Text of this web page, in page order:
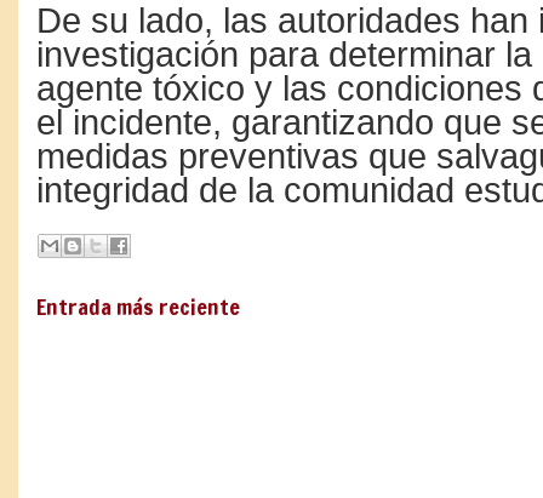
De su lado, las autoridades han
investigación para determinar
agente tóxico y las condiciones
el incidente, garantizando que
medidas preventivas que
integridad de la comunidad
Entrada más reciente